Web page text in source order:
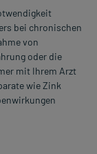
bei chronischen
von
oder die
mit Ihrem Arzt
wie Zink